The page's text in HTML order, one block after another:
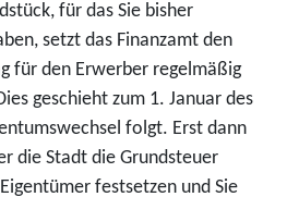
für das Sie bisher
setzt das Finanzamt den
für den Erwerber regelmäßig
geschieht zum 1. Januar des
folgt. Erst dann
die Stadt die Grundsteuer
festsetzen und Sie